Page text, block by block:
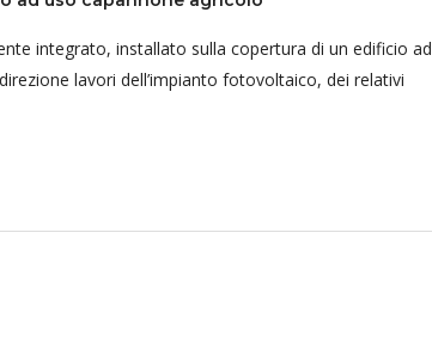
integrato, installato sulla copertura di un edificio ad
lavori dell’impianto fotovoltaico, dei relativi